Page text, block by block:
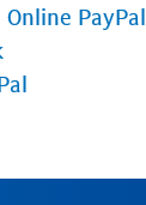
Online PayPal